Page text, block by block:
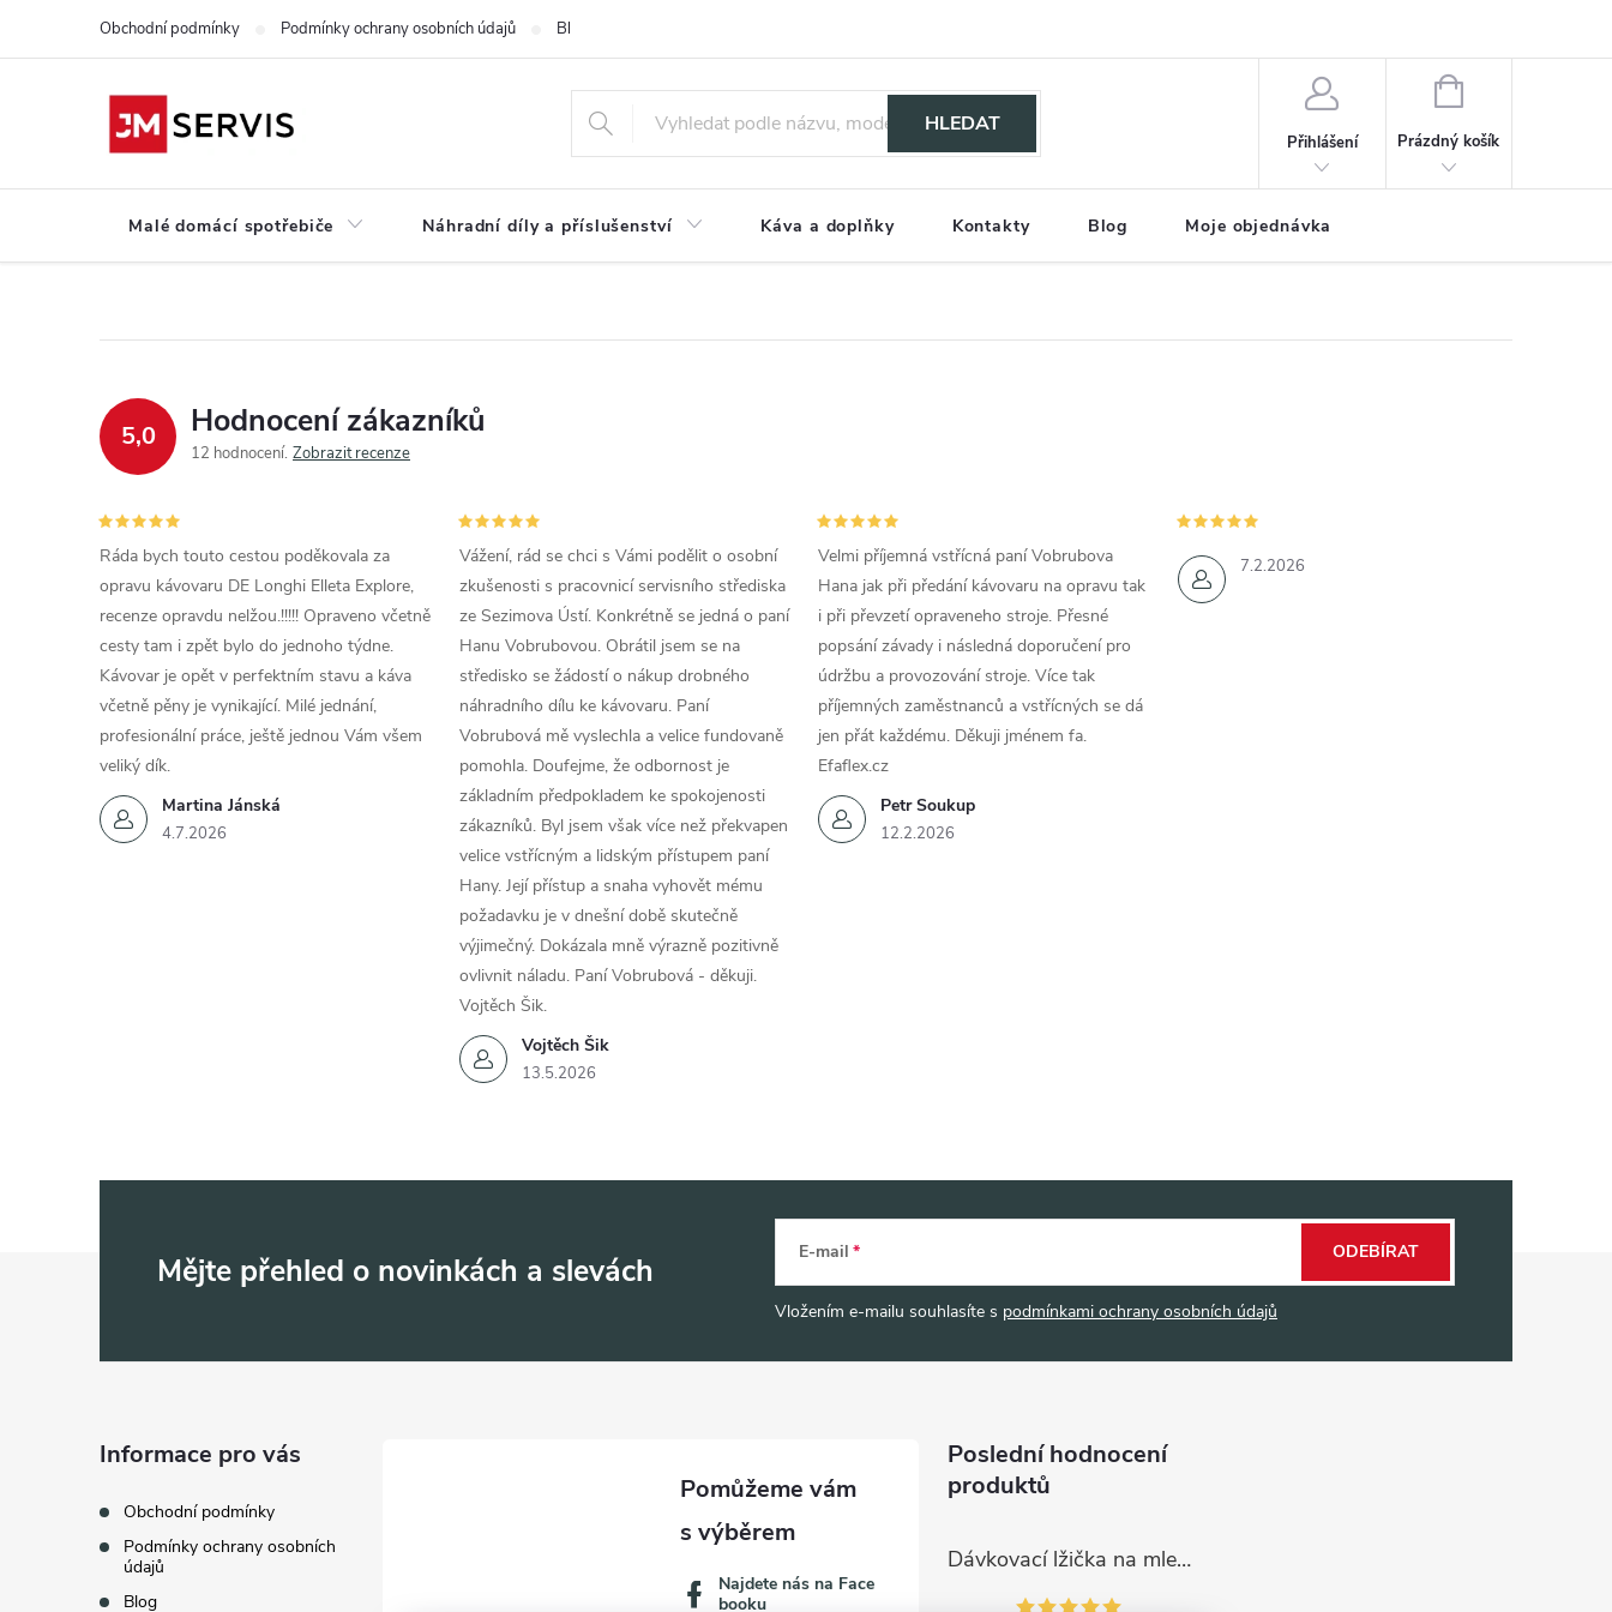
Obchodní podmínky Podmínky ochrany osobních údajů Blog
HLEDAT
Přihlášení
NÁKUPNÍ
Prázdný košík
Malé domácí spotřebiče Náhradní díly a příslušenství Káva a doplňky Kontakty Blog Moje objednávka
5,0 Hodnocení zákazníků
12 hodnocení Zobrazit recenze
Martina Jánská
4.7.2026
Ráda bych touto cestou poděkovala za
opravu kávovaru DE Longhi Elleta Explore,
recenze opravdu nelžou.!!!!! Opraveno včetně
cesty tam i zpět bylo do jednoho týdne.
Kávovar je opět v perfektním stavu a káva
včetně pěny je vynikající. Milé jednání,
profesionální práce, ještě jednou Vám všem
veliký dík.
Vojtěch Šik
13.5.2026
Vážení, rád se chci s Vámi podělit o osobní
zkušenosti s pracovnicí servisního střediska
ze Sezimova Ústí. Konkrétně se jedná o paní
Hanu Vobrubovou. Obrátil jsem se na
středisko se žádostí o nákup drobného
náhradního dílu ke kávovaru. Paní
Vobrubová mě vyslechla a velice fundovaně
pomohla. Doufejme, že odbornost je
základním předpokladem ke spokojenosti
zákazníků. Byl jsem však více než překvapen
velice vstřícným a lidským přístupem paní
Hany. Její přístup a snaha vyhovět mému
požadavku je v dnešní době skutečně
výjimečný. Dokázala mně výrazně pozitivně
ovlivnit náladu. Paní Vobrubová - děkuji.
Vojtěch Šik.
Petr Soukup
12.2.2026
Velmi příjemná vstřícná paní Vobrubova
Hana jak při předání kávovaru na opravu tak
i při převzetí opraveneho stroje. Přesné
popsání závady i následná doporučení pro
údržbu a provozování stroje. Více tak
příjemných zaměstnanců a vstřícných se dá
jen přát každému. Děkuji jménem fa.
Efaflex.cz
7.2.2026
Mějte přehled o novinkách a slevách E-mail
Vložením e-mailu souhlasíte s podmínkami ochrany osobních údajů
ODEBÍRAT
Informace pro vás
Obchodní podmínky
Podmínky ochrany osobních
údajů
Blog
Najdete nás na Face
booku
Poslední hodnocení
produktů
Dávkovací lžička na mletou kávu 53132C8134